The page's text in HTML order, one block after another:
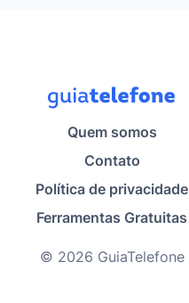
Quem somos
Contato
Política de privacidade
Ferramentas Gratuitas
© 2026 GuiaTelefone